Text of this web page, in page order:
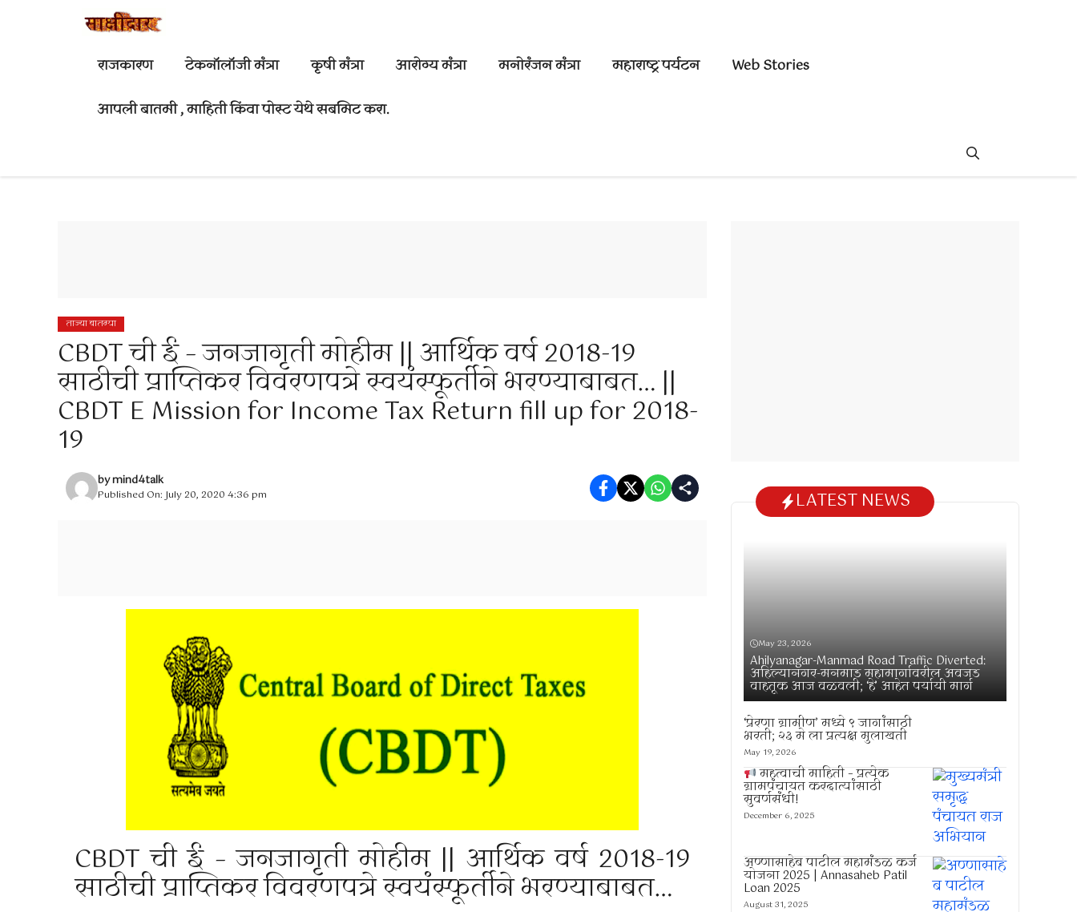
राजकारण टेकनॉलॉजी मंत्रा कृषी मंत्रा आरोग्य मंत्रा मनोरंजन मंत्रा महाराष्ट्र पर्यटन Web Stories
आपली बातमी , माहिती किंवा पोस्ट येथे सबमिट करा.
ताज्या बातम्या
CBDT ची ई – जनजागृती मोहीम || आर्थिक वर्ष 2018-19
साठीची प्राप्तिकर विवरणपत्रे स्वयंस्फूर्तीने भरण्याबाबत… ||
CBDT E Mission for Income Tax Return fill up for 2018-
19
bymind4talk
Published On: July 20, 2020 4:36 pm
CBDT ची ई – जनजागृती मोहीम || आर्थिक वर्ष 2018-19
साठीची प्राप्तिकर विवरणपत्रे स्वयंस्फूर्तीने भरण्याबाबत…
LATEST NEWS
May 23, 2026
Ahilyanagar-Manmad Road Traffic Diverted:
अहिल्यानगर-मनमाड महामार्गावरील अवजड
वाहतूक आज वळवली; ‘हे’ आहेत पर्यायी मार्ग
‘प्रेरणा ग्रामीण’ मध्ये ९ जागांसाठी
भरती; २३ मे ला प्रत्यक्ष मुलाखती
May 19, 2026
महत्वाची माहिती – प्रत्येक
ग्रामपंचायत करदात्यांसाठी
सुवर्णसंधी!
December 6, 2025
अण्णासाहेब पाटील महामंडळ कर्ज
योजना 2025 | Annasaheb Patil
Loan 2025
August 31, 2025